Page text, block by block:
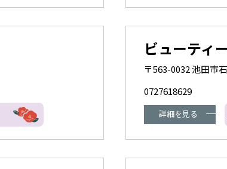
ビューティ
〒563-0032 池田市
0727618629
詳細を見る